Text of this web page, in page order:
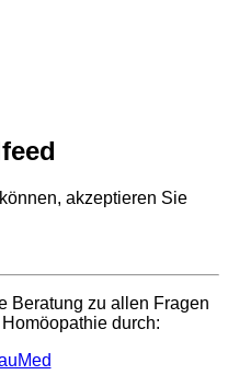
akzeptieren Sie
Beratung zu allen Fragen
durch: